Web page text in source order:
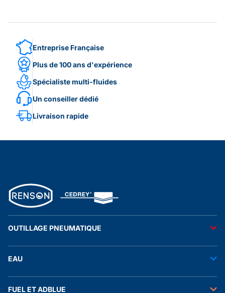
Entreprise Française
Plus de 100 ans d'expérience
Spécialiste multi-fluides
Un conseiller dédié
Livraison rapide
OUTILLAGE PNEUMATIQUE
Accessoires pneumatiques
EAU
Tuyaux
FUEL ET ADBLUE